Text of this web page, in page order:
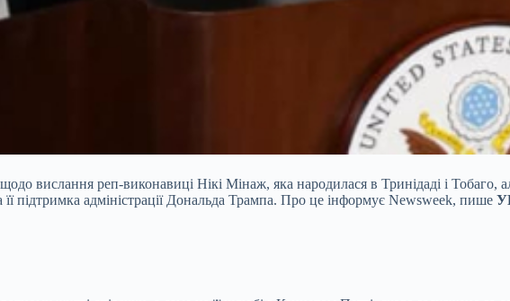
вислання реп-виконавиці Нікі Мінаж, яка народилася в Тринідаді і
підтримка адміністрації Дональда Трампа. Про це інформує Newsweek, пише